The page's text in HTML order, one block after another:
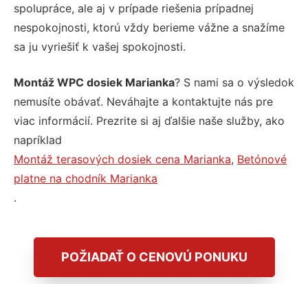
spolupráce, ale aj v prípade riešenia prípadnej
nespokojnosti, ktorú vždy berieme vážne a snažíme
sa ju vyriešiť k vašej spokojnosti.
Montáž WPC dosiek Marianka? S nami sa o výsledok
nemusíte obávať. Neváhajte a kontaktujte nás pre
viac informácií. Prezrite si aj ďalšie naše služby, ako
napríklad
Montáž terasových dosiek cena Marianka, Betónové
platne na chodník Marianka
.
POŽIADAŤ O CENOVÚ PONUKU